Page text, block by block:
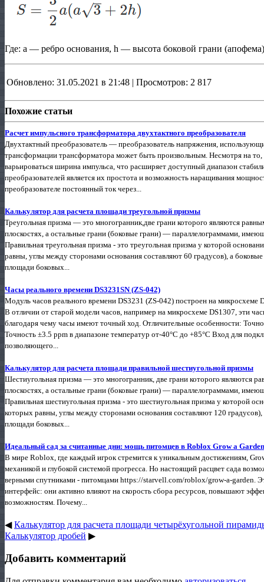
Где: a — ребро основания, h — высота боковой грани
Обновлено: 31.05.2021 в 21:48 | Просмотров: 2 817
Похожие статьи
Расчет импульсного трансформатора двухтактного преобразователя
Двухтактный преобразователь — преобразователь напряжения,
трансформации трансформатора может быть произвольным. Несмотря на
варьироваться ширина импульса, что расширяет доступный диапазон
преобразователей является их простота и возможность наращивания
преобразователе постоянный ток через...
Калькулятор для расчета площади треугольной призмы
Треугольная призма — это многогранник,две грани которого являются
плоскостях, а остальные грани (боковые грани) — параллелограммами,
Правильная треугольная призма - это треугольная призма у которой
равны, углы между сторонами основания составляют 60 градусов), а
площади боковых...
Часы реального времени DS3231SN (ZS-042)
Модуль часов реального времени DS3231 (ZS-042) построен на микросхеме
В отличии от старой модели часов, например на микросхеме DS1307, эти
благодаря чему часы имеют точный ход. Отличительные особенности:
Точность ±3.5 ppm в диапазоне температур от-40°C до +85°C Вход для
позволяющего...
Калькулятор для расчета площади правильной шестиугольной призмы
Шестиугольная призма — это многогранник, две грани которого являются
плоскостях, а остальные грани (боковые грани) — параллелограммами,
Правильная шестиугольная призма - это шестиугольная призма у которой
которых равны, углы между сторонами основания составляют 120
площади боковых...
Идеальный сад за считанные дни: мощь питомцев в Roblox Grow a Garden
В мире Roblox, где каждый игрок стремится к уникальным достижениям,
механикой и глубокой системой прогресса. Но настоящий расцвет сада
верными спутниками - питомцами https://starvell.com/roblox/grow-a-garden.
интерфейс: они активно влияют на скорость сбора ресурсов, повышают
возможностям. Почему...
◀Калькулятор для расчета площади четырёхугольной
Калькулятор дробей ▶
Добавить комментарий